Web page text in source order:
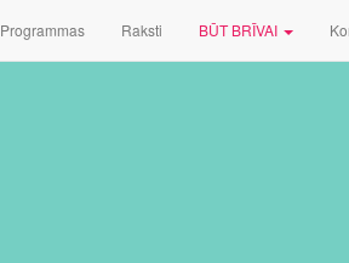
Programmas Raksti BŪT BRĪVAI